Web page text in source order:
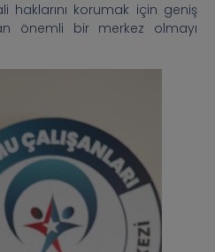
haklarını korumak için geniş
önemli bir merkez olmayı